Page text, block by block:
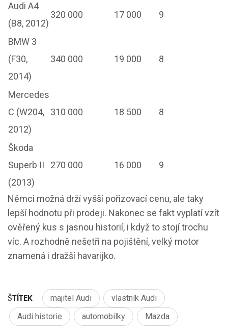
Audi A4
(B8, 2012)
320 000 17 000 9
BMW 3
(F30,
2014)
340 000 19 000 8
Mercedes
C (W204,
2012)
310 000 18 500 8
Škoda
Superb II
(2013)
270 000 16 000 9
Němci možná drží vyšší pořizovací cenu, ale taky
lepší hodnotu při prodeji. Nakonec se fakt vyplatí vzít
ověřený kus s jasnou historií, i když to stojí trochu
víc. A rozhodně nešetři na pojištění, velký motor
znamená i dražší havarijko.
ŠTÍTEK majitel Audi
vlastník Audi
Audi historie
automobilky Mazda